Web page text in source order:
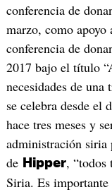
conferencia de
marzo, como
conferencia de
2017 bajo el título
necesidades de
se celebra desde el
hace tres meses y
administración siria
de Hipper, “todos
Siria. Es importante